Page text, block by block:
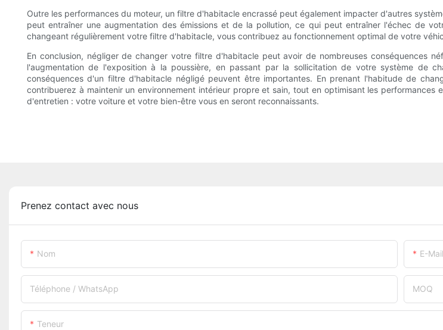
Outre les performances du moteur, un filtre d'habitacle encrassé peut également impacter d'autres
peut entraîner une augmentation des émissions et de la pollution, ce qui peut entraîner l'échec de
changeant régulièrement votre filtre d'habitacle, vous contribuez au fonctionnement optimal de votre
En conclusion, négliger de changer votre filtre d'habitacle peut avoir de nombreuses conséquences
l'augmentation de l'exposition à la poussière, en passant par la sollicitation de votre système de
conséquences d'un filtre d'habitacle négligé peuvent être importantes. En prenant l'habitude de
contribuerez à maintenir un environnement intérieur propre et sain, tout en optimisant les
d'entretien : votre voiture et votre bien-être vous en seront reconnaissants.
Prenez contact avec nous
Nom E-Mail
Téléphone / WhatsApp MOQ
Teneur